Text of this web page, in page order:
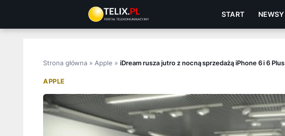
treści
START NEWSY
Strona główna » Apple » iDream rusza jutro z nocną sprzedażą iPhone 6 i 6 Plus
APPLE